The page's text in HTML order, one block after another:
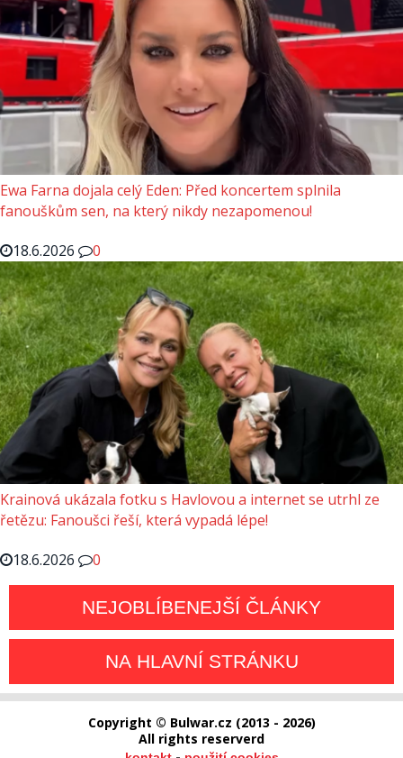
Ewa Farna dojala celý Eden: Před koncertem splnila
fanouškům sen, na který nikdy nezapomenou!
18.6.2026
0
Krainová ukázala fotku s Havlovou a internet se utrhl ze
řetězu: Fanoušci řeší, která vypadá lépe!
18.6.2026
0
NEJOBLÍBENEJŠÍ ČLÁNKY
NA HLAVNÍ STRÁNKU
Copyright © Bulwar.cz (2013 - 2026)
All rights reserverd